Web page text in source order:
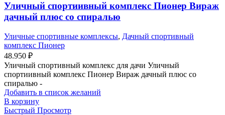
Уличный спортиивный комплекс Пионер Вираж
дачный плюс со спиралью
Уличные спортивные комплексы, Дачный спортивный
комплекс Пионер
48.950 ₽
Уличный спортивный комплекс для дачи Уличный
спортиивный комплекс Пионер Вираж дачный плюс со
спиралью -
Добавить в список желаний
В корзину
Быстрый Просмотр